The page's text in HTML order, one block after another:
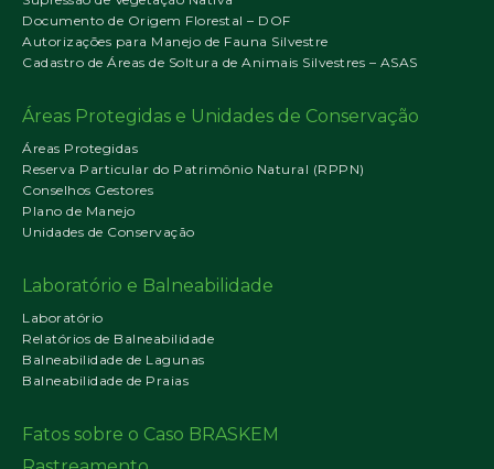
Documento de Origem Florestal – DOF
Autorizações para Manejo de Fauna Silvestre
Cadastro de Áreas de Soltura de Animais Silvestres – ASAS
Áreas Protegidas e Unidades de Conservação
Áreas Protegidas
Reserva Particular do Patrimônio Natural (RPPN)
Conselhos Gestores
Plano de Manejo
Unidades de Conservação
Laboratório e Balneabilidade
Laboratório
Relatórios de Balneabilidade
Balneabilidade de Lagunas
Balneabilidade de Praias
Fatos sobre o Caso BRASKEM